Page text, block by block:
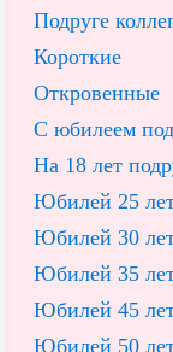
Подруге
Короткие
Откровенные
С юбилеем
На 18 лет
Юбилей 25
Юбилей 30
Юбилей 35
Юбилей 45
Юбилей 50